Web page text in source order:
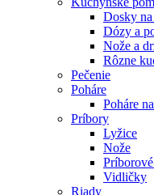
Dosky
Dózy a
Nože a
Rôzne
Pečenie
Poháre
Poháre
Príbory
Lyžice
Nože
Vidličky
Riady